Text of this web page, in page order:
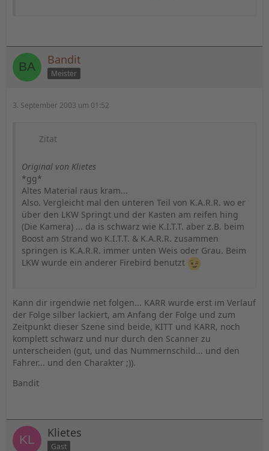
Bandit
Meister
3. September 2003 um 01:52
Zitat
Original von Klietes
*gg*
Altes Material raus kram...
Also. Vergleicht mal den unteren Teil von K.A.R.R. wo er
über den LKW Springt und der Kasten am reifen hing
(Die Kamera) ... da is schwarz wie K.I.T.T. aber z.B. beim
Boost am Strand wo K.I.T.T. & K.A.R.R. zusammen
springen is K.A.R.R. immer unten Weis oder Grau. Beim
LKW wurde ein anderer Firebird benutzt
Kann dir irgendwie net folgen... KARR wurde erst im Verlauf
der Folge silber lackiert, am Anfang der Folge und zum
Zeitpunkt dieser Szene sind beide, KITT und KARR, noch
komplett schwarz und nur durch den Scanner zu
unterscheiden (gut, und das Nummernschild... und den
Fahrer... und den Charakter ;)).
Bandit
Klietes
Gast